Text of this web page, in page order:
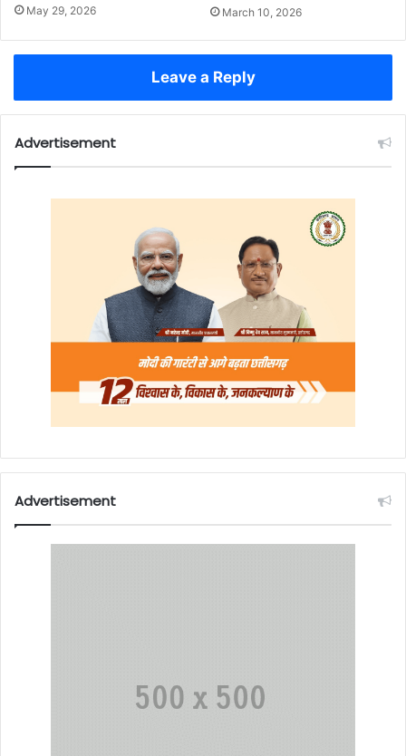
May 29, 2026 March 10, 2026
Leave a Reply
Advertisement
Advertisement